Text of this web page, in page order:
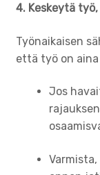
4. Keskeytä
Työnaikaisen
että työ on
Jos